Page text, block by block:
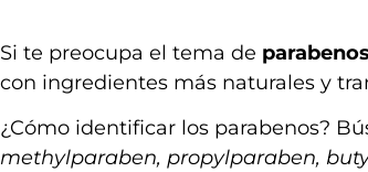
Si te preocupa el tema de
con ingredientes más naturales y
¿Cómo identificar los parabenos?
methylparaben, propylparaben,